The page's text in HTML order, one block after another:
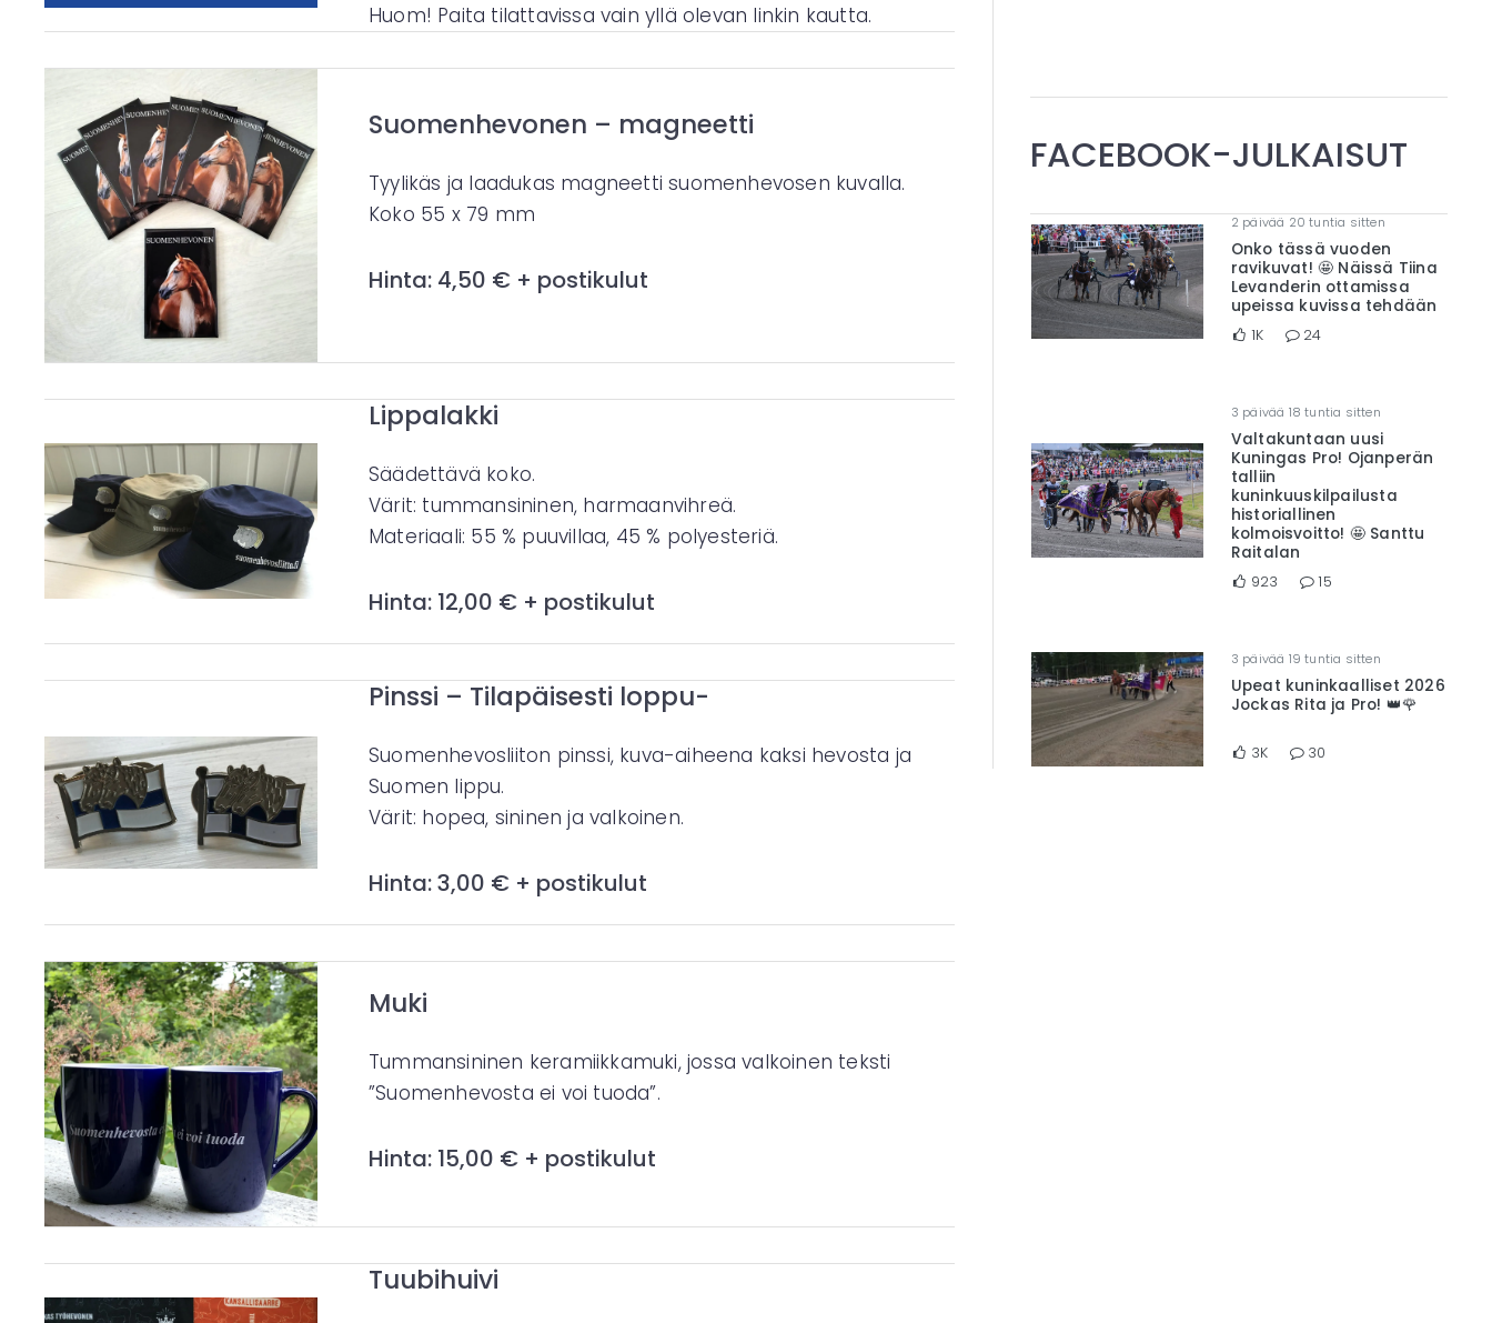
Huom! Paita tilattavissa vain yllä olevan linkin kautta.
Suomenhevonen – magneetti
Tyylikäs ja laadukas magneetti suomenhevosen kuvalla.
Koko 55 x 79 mm
Hinta: 4,50 € + postikulut
Lippalakki
Säädettävä koko.
Värit: tummansininen, harmaanvihreä.
Materiaali: 55 % puuvillaa, 45 % polyesteriä.
Hinta: 12,00 € + postikulut
Pinssi – Tilapäisesti loppu-
Suomenhevosliiton pinssi, kuva-aiheena kaksi hevosta ja
Suomen lippu.
Värit: hopea, sininen ja valkoinen.
Hinta: 3,00 € + postikulut
Muki
Tummansininen keramiikkamuki, jossa valkoinen teksti
”Suomenhevosta ei voi tuoda”.
Hinta: 15,00 € + postikulut
Tuubihuivi
FACEBOOK-JULKAISUT
2 päivää 20 tuntia sitten
Onko tässä vuoden
ravikuvat! 🤩 Näissä Tiina
Levanderin ottamissa
upeissa kuvissa tehdään
1K 24
3 päivää 18 tuntia sitten
Valtakuntaan uusi
Kuningas Pro! Ojanperän
talliin
kuninkuuskilpailusta
historiallinen
kolmoisvoitto! 🤩 Santtu
Raitalan
923 15
3 päivää 19 tuntia sitten
Upeat kuninkaalliset 2026
Jockas Rita ja Pro! 👑🌹
3K 30